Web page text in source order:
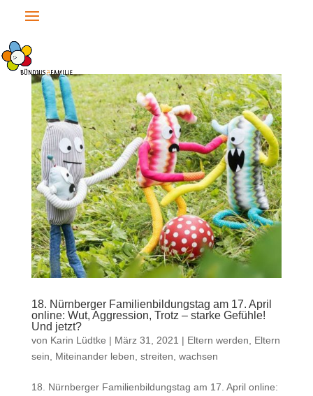
18. Nürnberger Familienbildungstag am 17. April
online: Wut, Aggression, Trotz – starke Gefühle!
Und jetzt?
von Karin Lüdtke | März 31, 2021 | Eltern werden, Eltern
sein
Miteinander leben, streiten, wachsen
18. Nürnberger Familienbildungstag am 17. April online: